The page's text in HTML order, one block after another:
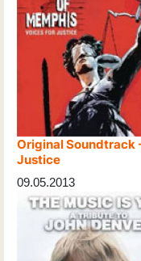
Original Soundtrack
Justice
09.05.2013